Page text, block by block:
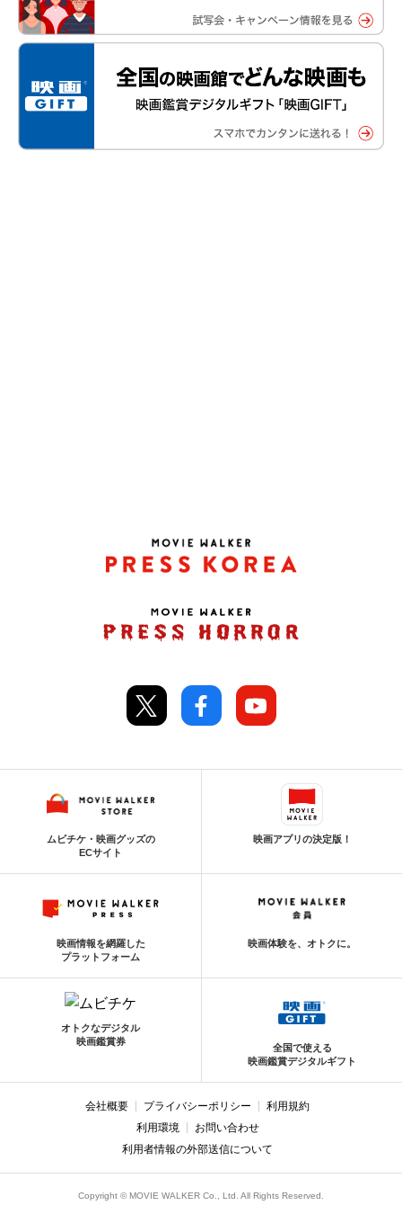
ムビチケ・映画グッズの
ECサイト
映画アプリの決定版！
映画情報を網羅した
プラットフォーム
映画体験を、オトクに。
オトクなデジタル
映画鑑賞券
全国で使える
映画鑑賞デジタルギフト
会社概要 プライバシーポリシー
利用規約
利用環境
お問い合わせ
利用者情報の外部送信について
Copyright © MOVIE WALKER Co., Ltd. All Rights Reserved.